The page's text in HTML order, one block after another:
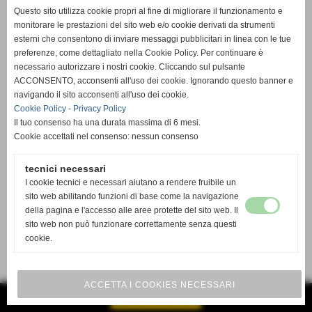
Questo sito utilizza cookie propri al fine di migliorare il funzionamento e
monitorare le prestazioni del sito web e/o cookie derivati da strumenti
esterni che consentono di inviare messaggi pubblicitari in linea con le tue
preferenze, come dettagliato nella Cookie Policy. Per continuare è
necessario autorizzare i nostri cookie. Cliccando sul pulsante
ACCONSENTO, acconsenti all'uso dei cookie. Ignorando questo banner e
navigando il sito acconsenti all'uso dei cookie.
Cookie Policy - Privacy Policy
Il tuo consenso ha una durata massima di 6 mesi.
Cookie accettati nel consenso: nessun consenso
tecnici necessari
I cookie tecnici e necessari aiutano a rendere fruibile un
sito web abilitando funzioni di base come la navigazione
della pagina e l'accesso alle aree protette del sito web. Il
sito web non può funzionare correttamente senza questi
cookie.
ACCETTA I COOKIES NECESSARI
GESTISCI IL TUO SITO